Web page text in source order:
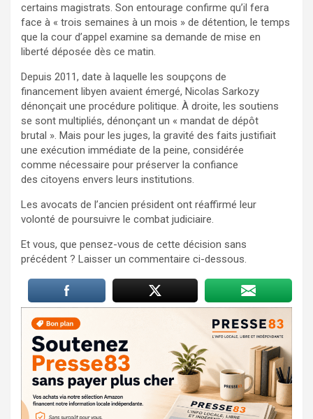
certains magistrats. Son entourage confirme qu’il fera
face à « trois semaines à un mois » de détention, le temps
que la cour d’appel examine sa demande de mise en
liberté déposée dès ce matin.
Depuis 2011, date à laquelle les soupçons de
financement libyen avaient émergé, Nicolas Sarkozy
dénonçait une procédure politique. À droite, les soutiens
se sont multipliés, dénonçant un « mandat de dépôt
brutal ». Mais pour les juges, la gravité des faits justifiait
une exécution immédiate de la peine, considérée
comme nécessaire pour préserver la confiance
des citoyens envers leurs institutions.
Les avocats de l’ancien président ont réaffirmé leur
volonté de poursuivre le combat judiciaire.
Et vous, que pensez-vous de cette décision sans
précédent ? Laisser un commentaire ci-dessous.